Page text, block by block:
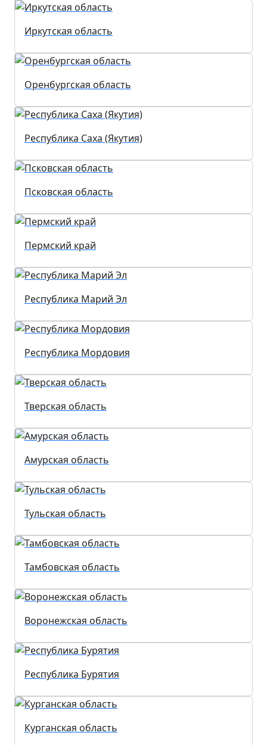
Иркутская область
Оренбургская область
Республика Саха (Якутия)
Псковская область
Пермский край
Республика Марий Эл
Республика Мордовия
Тверская область
Амурская область
Тульская область
Тамбовская область
Воронежская область
Республика Бурятия
Курганская область